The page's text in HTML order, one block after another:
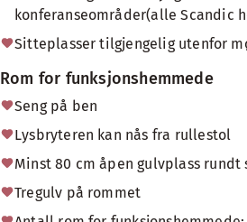
konferanseområder(alle Scandic
Sitteplasser tilgjengelig utenfor
Rom for funksjonshemmede
Seng på ben
Lysbryteren kan nås fra rullestol
Minst 80 cm åpen gulvplass rundt
Tregulv på rommet